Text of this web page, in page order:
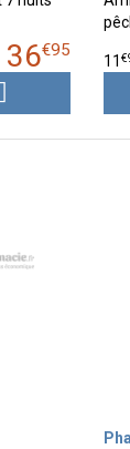
36€95
11 €